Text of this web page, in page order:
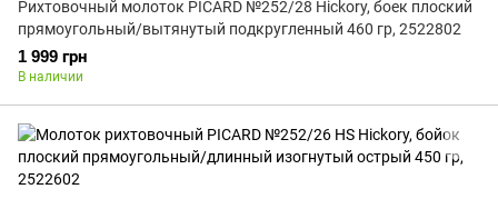
Рихтовочный молоток PICARD №252/28 Hickory, боек плоский
прямоугольный/вытянутый подкругленный 460 гр, 2522802
1 999 грн
В наличии